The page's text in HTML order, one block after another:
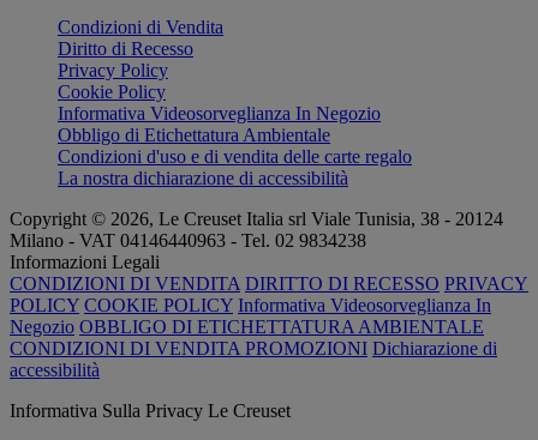
Condizioni di Vendita
Diritto di Recesso
Privacy Policy
Cookie Policy
Informativa Videosorveglianza In Negozio
Obbligo di Etichettatura Ambientale
Condizioni d'uso e di vendita delle carte regalo
La nostra dichiarazione di accessibilità
Copyright © 2026, Le Creuset Italia srl ​​Viale Tunisia, 38 - 20124
Milano - VAT 04146440963 - Tel. 02 9834238
Informazioni Legali
CONDIZIONI DI VENDITA DIRITTO DI RECESSO PRIVACY
POLICY COOKIE POLICY Informativa Videosorveglianza In
Negozio OBBLIGO DI ETICHETTATURA AMBIENTALE
CONDIZIONI DI VENDITA PROMOZIONI Dichiarazione di
accessibilità
Informativa Sulla Privacy Le Creuset